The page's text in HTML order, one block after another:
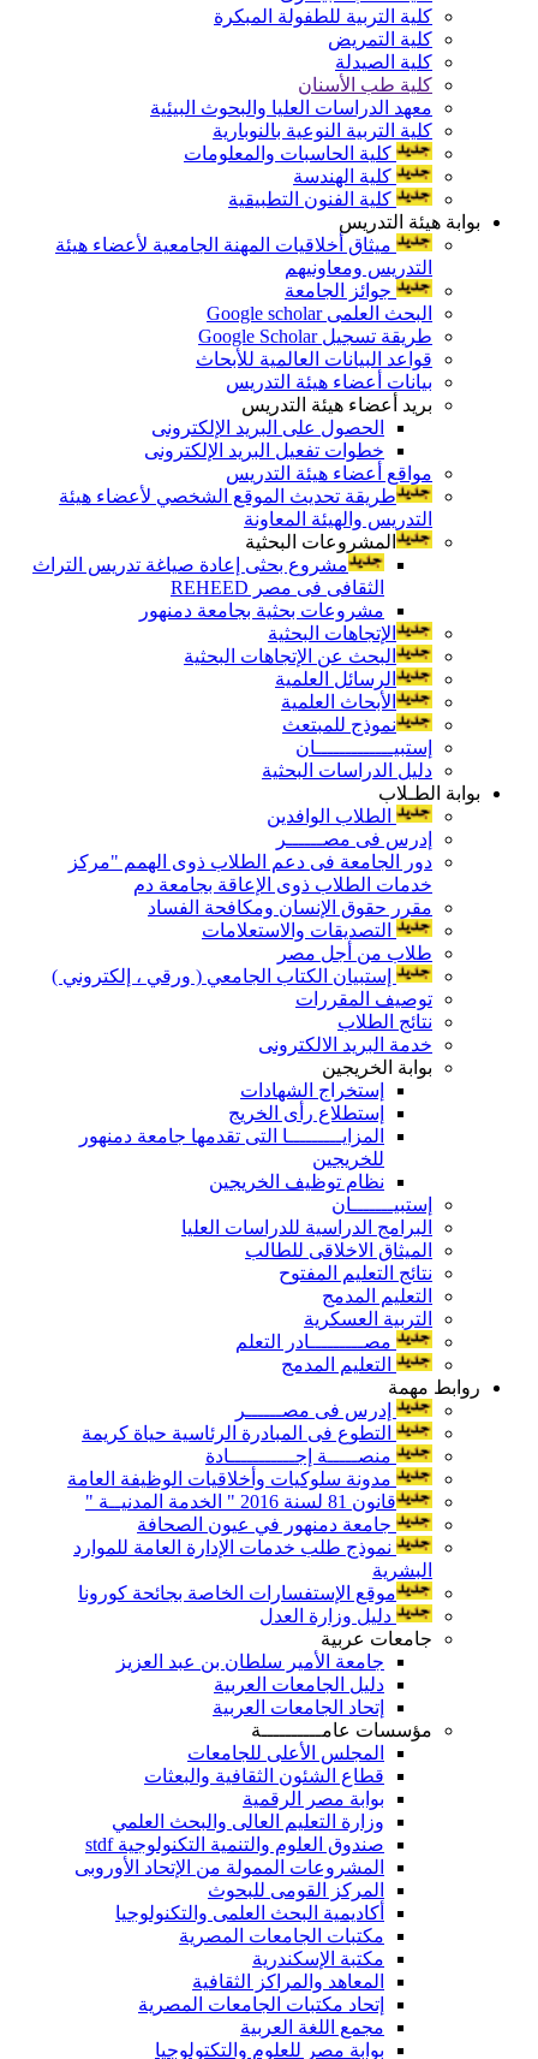
كلية التربية للطفولة المبكرة
كلية التمريض
كلية الصيدلة
كلية طب الأسنان
معهد الدراسات العليا والبحوث البيئية
كلية التربية النوعية بالنوبارية
كلية الحاسبات والمعلومات
كلية الهندسة
كلية الفنون التطبيقية
بوابة هيئة التدريس
ميثاق أخلاقيات المهنة الجامعية لأعضاء هيئة
التدريس ومعاونيهم
جوائز الجامعة
البحث العلمى Google scholar
طريقة تسجيل Google Scholar
قواعد البيانات العالمية للأبحاث
بيانات أعضاء هيئة التدريس
بريد أعضاء هيئة التدريس
الحصول على البريد الإلكترونى
خطوات تفعيل البريد الإلكترونى
مواقع أعضاء هيئة التدريس
طريقة تحديث الموقع الشخصي لأعضاء هيئة
التدريس والهيئة المعاونة
المشروعات البحثية
مشروع بحثى إعادة صياغة تدريس التراث
الثقافى فى مصر REHEED
مشروعات بحثية بجامعة دمنهور
الإتجاهات البحثية
البحث عن الإتجاهات البحثية
الرسائل العلمية
الأبحاث العلمية
نموذج للمبتعث
إستبيـــــــــــــان
دليل الدراسات البحثية
بوابة الطـلاب
الطلاب الوافدين
إدرس فى مصــــــر
دور الجامعة فى دعم الطلاب ذوى الهمم "مركز
خدمات الطلاب ذوى الإعاقة بجامعة دم
مقرر حقوق الإنسان ومكافحة الفساد
التصديقات والاستعلامات
طلاب من أجل مصر
إستبيان الكتاب الجامعي ( ورقي ، إلكتروني )
توصيف المقررات
نتائج الطلاب
خدمة البريد الالكترونى
بوابة الخريجين
إستخراج الشهادات
إستطلاع رأى الخريج
المزايـــــــــا التى تقدمها جامعة دمنهور
للخريجين
نظام توظيف الخريجين
إستبيـــــــان
البرامج الدراسية للدراسات العليا
الميثاق الاخلاقى للطالب
نتائج التعليم المفتوح
التعليم المدمج
التربية العسكرية
مصـــــــــادر التعلم
التعليم المدمج
روابط مهمة
إدرس فى مصــــــر
التطوع فى المبادرة الرئاسية حياة كريمة
منصـــــة إجـــــــــــادة
مدونة سلوكيات وأخلاقيات الوظيفة العامة
قانون 81 لسنة 2016 " الخدمة المدنيــة "
جامعة دمنهور في عيون الصحافة
نموذج طلب خدمات الإدارة العامة للموارد
البشرية
موقع الإستفسارات الخاصة بجائحة كورونا
دليل وزارة العدل
جامعات عربية
جامعة الأمير سلطان بن عبد العزيز
دليل الجامعات العربية
إتحاد الجامعات العربية
مؤسسات عامــــــــــة
المجلس الأعلى للجامعات
قطاع الشئون الثقافية والبعثات
بوابة مصر الرقمية
وزارة التعليم العالى والبحث العلمي
صندوق العلوم والتنمية التكنولوجية stdf
المشروعات الممولة من الإتحاد الأوروبى
المركز القومى للبحوث
أكاديمية البحث العلمى والتكنولوجيا
مكتبات الجامعات المصرية
مكتبة الإسكندرية
المعاهد والمراكز الثقافية
إتحاد مكتبات الجامعات المصرية
مجمع اللغة العربية
بوابة مصر للعلوم والتكتولوجيا